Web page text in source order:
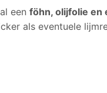
een föhn, olijfolie en
als eventuele